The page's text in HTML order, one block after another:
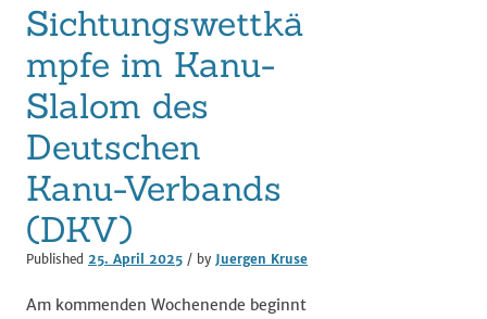
Sichtungswettkä
mpfe im Kanu-
Slalom des
Deutschen
Kanu-Verbands
(DKV)
Published 25. April 2025 / by Juergen Kruse
Am kommenden Wochenende beginnt